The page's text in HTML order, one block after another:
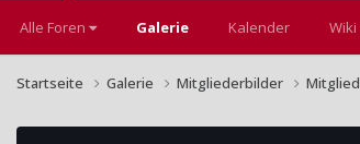
Alle Foren Galerie Kalender Wiki
Startseite Galerie Mitgliederbilder